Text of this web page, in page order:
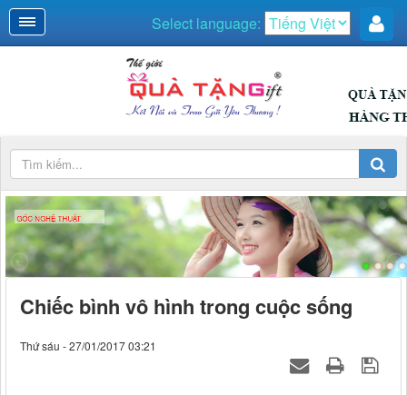
Select language:
GÓC NGHỆ THUẬT
Chiếc bình vô hình trong cuộc sống
Thứ sáu - 27/01/2017 03:21